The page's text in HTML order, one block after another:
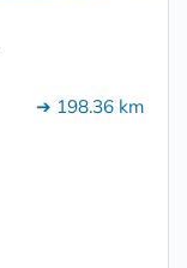
➔ 198.36 km